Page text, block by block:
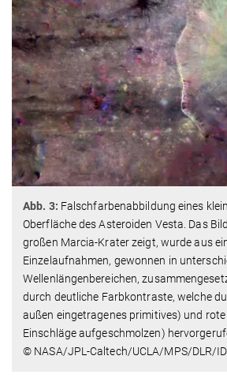
Abb. 3: Falschfarbenabbildung eines
Oberfläche des Asteroiden Vesta. Das
großen Marcia-Krater zeigt, wurde aus
Einzelaufnahmen, gewonnen in
Wellenlängenbereichen,
durch deutliche Farbkontraste, welche
außen eingetragenes primitives) und
Einschläge aufgeschmolzen)
© NASA/JPL-Caltech/UCLA/MPS/DLR/